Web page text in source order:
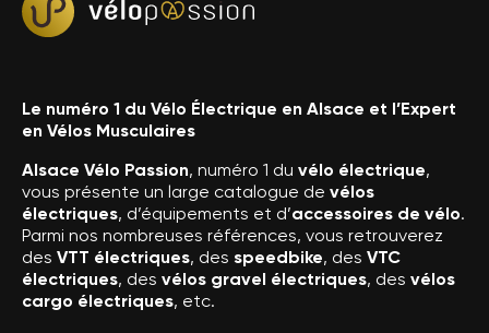
Le numéro 1 du Vélo Électrique en Alsace et l’Expert
en Vélos Musculaires
Alsace Vélo Passion, numéro 1 du vélo électrique,
vous présente un large catalogue de vélos
électriques, d’équipements et d’accessoires de vélo.
Parmi nos nombreuses références, vous retrouverez
des VTT électriques, des speedbike, des VTC
électriques, des vélos gravel électriques, des vélos
cargo électriques, etc.